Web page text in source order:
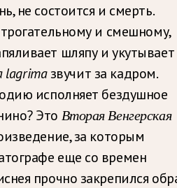
не состоится и смерть.
и смешному,
шляпу и укутывает
lagrimaзвучит за кадром.
исполняет бездушное
Это Вторая Венгерская
за которым
еще со времен
прочно закрепился